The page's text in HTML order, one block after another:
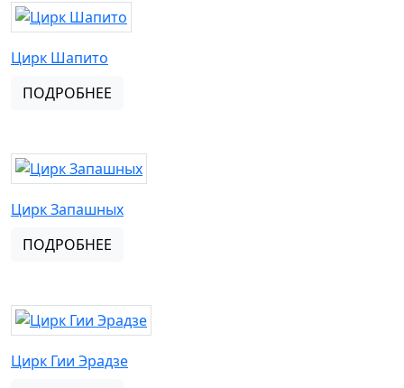
Цирк Шапито
ПОДРОБНЕЕ
Цирк Запашных
ПОДРОБНЕЕ
Цирк Гии Эрадзе